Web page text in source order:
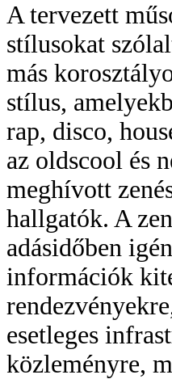
A tervezett
stílusokat
más
stílus,
rap, disco,
az oldscool és
meghívott
hallgatók. A
adásidőben
információk
esetleges
közleményre,